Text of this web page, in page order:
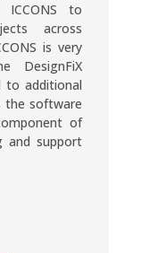
ICCONS to
across
is very
to additional
the software
of
and support